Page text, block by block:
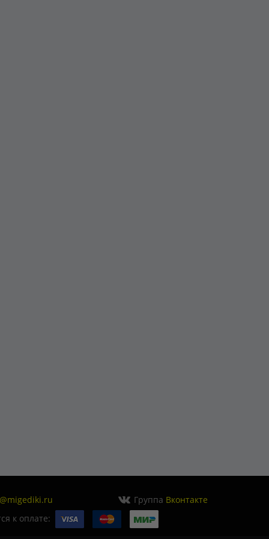
к оплате:
Группа Вконтакте